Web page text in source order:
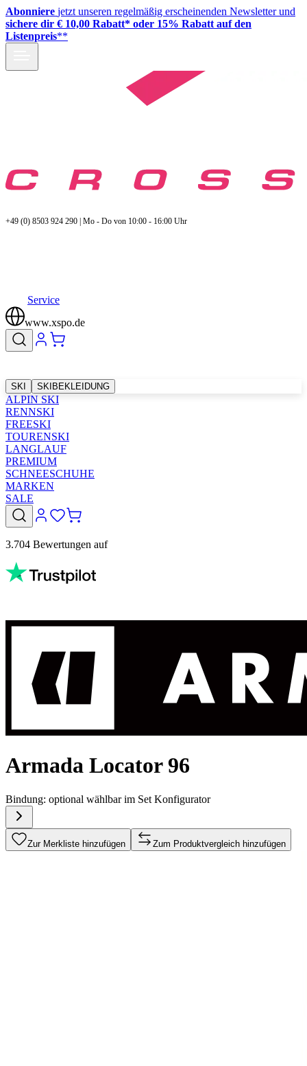
Abonniere jetzt unseren regelmäßig erscheinenden Newsletter und
sichere dir € 10,00 Rabatt* oder 15% Rabatt auf den
Listenpreis**
+49 (0) 8503 924 290 | Mo - Do von 10:00 - 16:00 Uhr
Service
www.xspo.de
SKI SKIBEKLEIDUNG
ALPIN SKI
RENNSKI
FREESKI
TOURENSKI
LANGLAUF
PREMIUM
SCHNEESCHUHE
MARKEN
SALE
3.704 Bewertungen auf
Armada Locator 96
Bindung: optional wählbar im Set Konfigurator
Zur Merkliste hinzufügen Zum Produktvergleich hinzufügen